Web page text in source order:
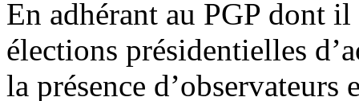
En adhérant au PGP dont
élections présidentielles
la présence d’observateurs